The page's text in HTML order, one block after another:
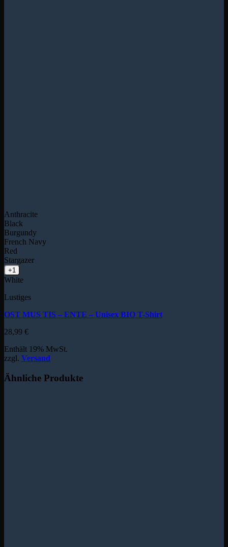
Anthracite
Black
Burgundy
French Navy
Red
Stargazer
+1
White
Lustiges
OST MUS TIS – ENTE – Unisex BIO T-Shirt
28,99 €
Enthält 19% MwSt.
zzgl. Versand
Ähnliche Produkte